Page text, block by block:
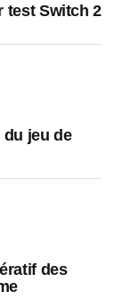
test Switch 2
jeu de
des